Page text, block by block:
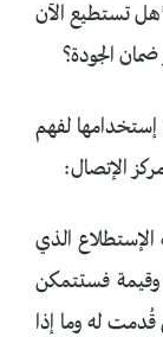
تستطيع الآن
الجودة؟
لفهم
الإتصال:
الذي
وقيمة فستتمكن
قُدمت له وما إذا